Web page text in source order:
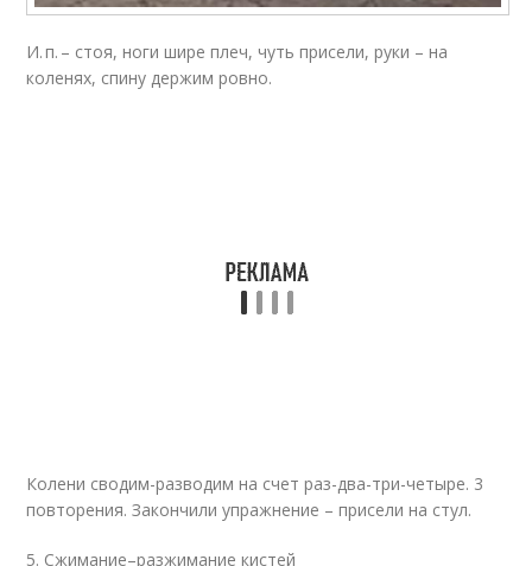
И. п. – стоя, ноги шире плеч, чуть присели, руки – на
коленях, спину держим ровно.
Колени сводим-разводим на счет раз-два-три-четыре. 3
повторения. Закончили упражнение – присели на стул.
5. Сжимание–разжимание кистей